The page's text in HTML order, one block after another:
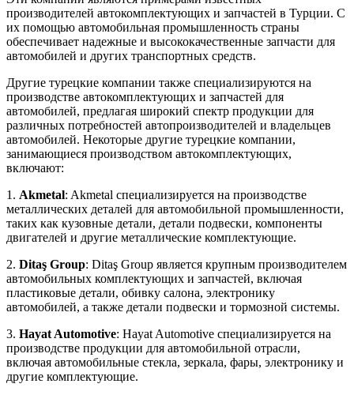
производителей автокомплектующих и запчастей в Турции. С
их помощью автомобильная промышленность страны
обеспечивает надежные и высококачественные запчасти для
автомобилей и других транспортных средств.
Другие турецкие компании также специализируются на
производстве автокомплектующих и запчастей для
автомобилей, предлагая широкий спектр продукции для
различных потребностей автопроизводителей и владельцев
автомобилей. Некоторые другие турецкие компании,
занимающиеся производством автокомплектующих,
включают:
1. Akmetal: Akmetal специализируется на производстве
металлических деталей для автомобильной промышленности,
таких как кузовные детали, детали подвески, компоненты
двигателей и другие металлические комплектующие.
2. Ditaş Group: Ditaş Group является крупным производителем
автомобильных комплектующих и запчастей, включая
пластиковые детали, обивку салона, электронику
автомобилей, а также детали подвески и тормозной системы.
3. Hayat Automotive: Hayat Automotive специализируется на
производстве продукции для автомобильной отрасли,
включая автомобильные стекла, зеркала, фары, электронику и
другие комплектующие.